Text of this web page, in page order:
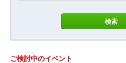
ご検討中のイベント